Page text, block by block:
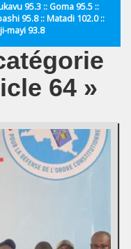
95.3 :: Goma 95.5 ::
95.8 :: Matadi 102.0 ::
mayi 93.8
64 »